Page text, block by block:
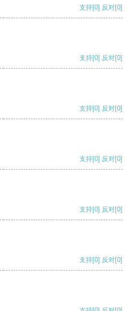
支持[0] 反对[0]
支持[0] 反对[0]
支持[0] 反对[0]
支持[0] 反对[0]
支持[0] 反对[0]
支持[0] 反对[0]